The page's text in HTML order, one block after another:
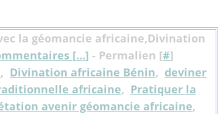
la géomancie africaine,Divination
[…] - Permalien [#]
, Divination africaine Bénin, deviner
africaine, Pratiquer la
avenir géomancie africaine,